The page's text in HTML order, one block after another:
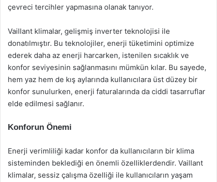
çevreci tercihler yapmasına olanak tanıyor.
Vaillant klimalar, gelişmiş inverter teknolojisi ile
donatılmıştır. Bu teknolojiler, enerji tüketimini optimize
ederek daha az enerji harcarken, istenilen sıcaklık ve
konfor seviyesinin sağlanmasını mümkün kılar. Bu sayede,
hem yaz hem de kış aylarında kullanıcılara üst düzey bir
konfor sunulurken, enerji faturalarında da ciddi tasarruflar
elde edilmesi sağlanır.
Konforun Önemi
Enerji verimliliği kadar konfor da kullanıcıların bir klima
sisteminden beklediği en önemli özelliklerdendir. Vaillant
klimalar, sessiz çalışma özelliği ile kullanıcıların yaşam